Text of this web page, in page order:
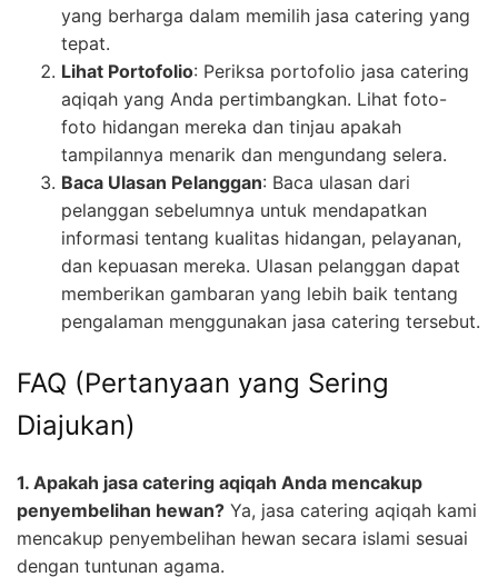
yang berharga dalam memilih jasa catering yang
tepat.
Lihat Portofolio: Periksa portofolio jasa catering
aqiqah yang Anda pertimbangkan. Lihat foto-
foto hidangan mereka dan tinjau apakah
tampilannya menarik dan mengundang selera.
Baca Ulasan Pelanggan: Baca ulasan dari
pelanggan sebelumnya untuk mendapatkan
informasi tentang kualitas hidangan, pelayanan,
dan kepuasan mereka. Ulasan pelanggan dapat
memberikan gambaran yang lebih baik tentang
pengalaman menggunakan jasa catering tersebut.
FAQ (Pertanyaan yang Sering
Diajukan)
1. Apakah jasa catering aqiqah Anda mencakup
penyembelihan hewan? Ya, jasa catering aqiqah kami
mencakup penyembelihan hewan secara islami sesuai
dengan tuntunan agama.